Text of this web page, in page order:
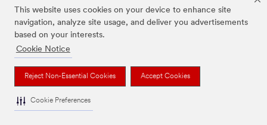
This website uses cookies on your device to enhance site
navigation, analyze site usage, and deliver you advertisements
based on your interests.
Cookie Notice
Reject Non-Essential Cookies Accept Cookies
Cookie Preferences